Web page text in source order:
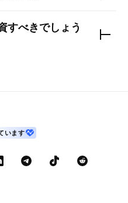
すべきでしょう
います